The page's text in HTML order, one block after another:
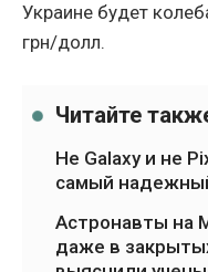
Украине будет
грн/долл.
Читайте
Не Galaxy и не
самый
Астронавты на
даже в